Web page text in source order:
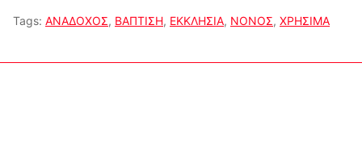
Tags: ΑΝΑΔΟΧΟΣ, ΒΑΠΤΙΣΗ, ΕΚΚΛΗΣΙΑ, ΝΟΝΟΣ, ΧΡΗΣΙΜΑ